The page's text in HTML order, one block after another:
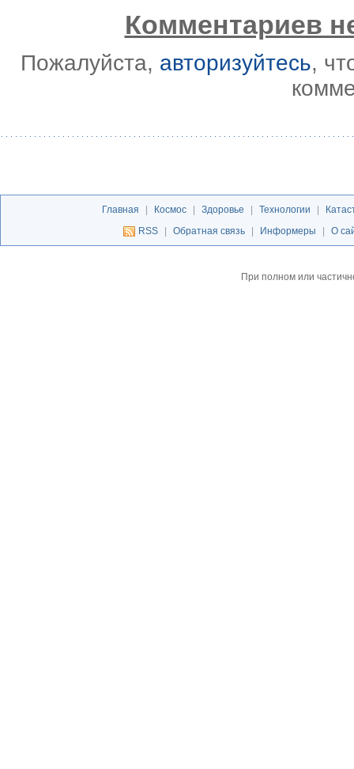
Комментариев
Пожалуйста, авторизуйтесь,
Главная | Космос | Здоровье | Технологии |
RSS
| Обратная связь | Информеры | О
При полном или